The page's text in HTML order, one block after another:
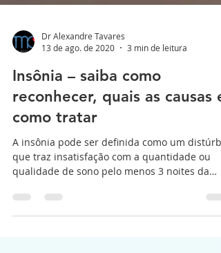
Dr Alexandre Tavares
13 de ago. de 2020
3 min de leitura
Insônia – saiba como
como tratar
A insônia pode ser definida como um
que traz insatisfação com a quantidade ou
semana e...